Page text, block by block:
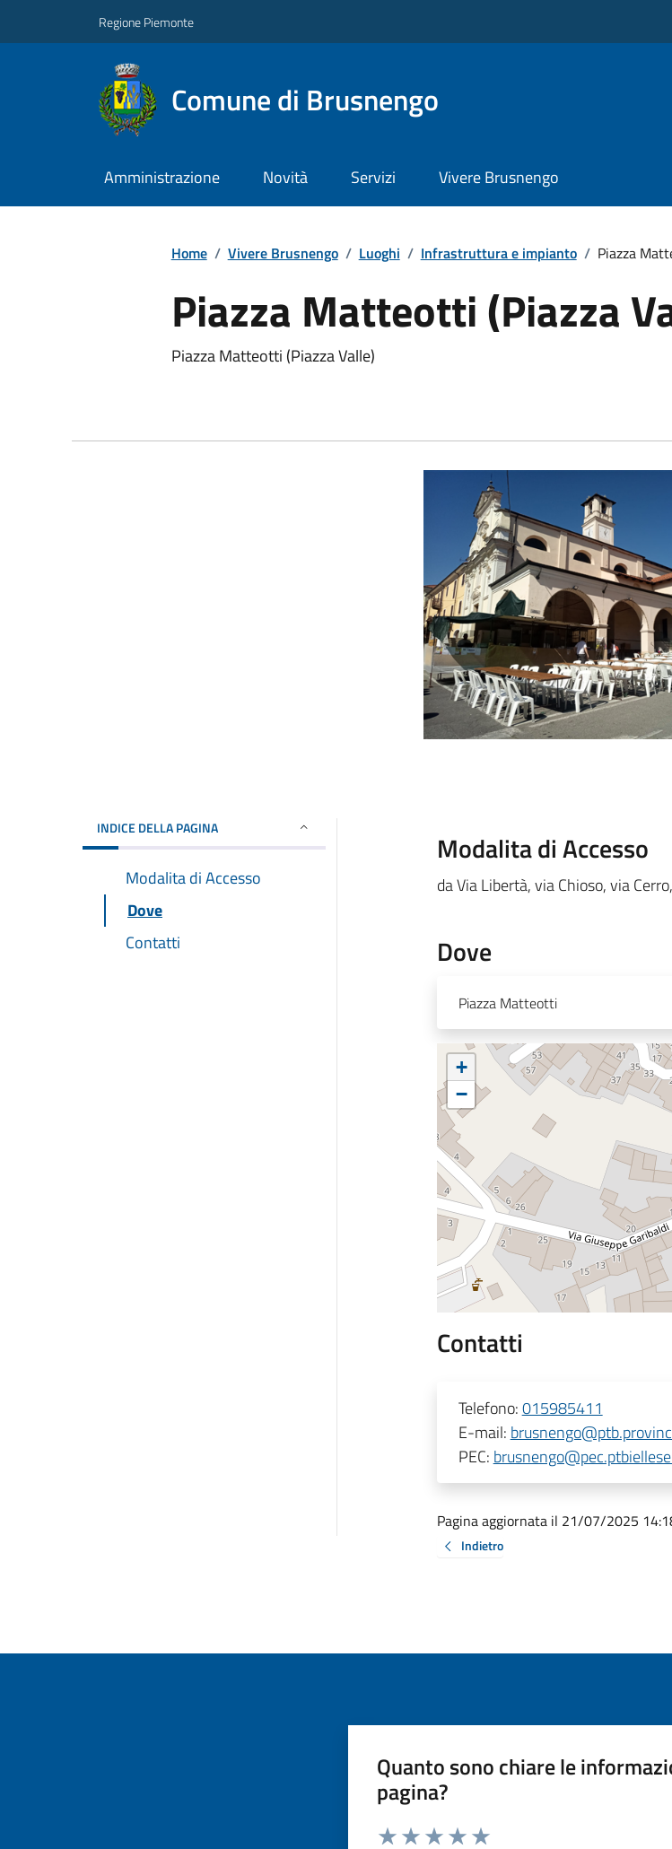
Regione Piemonte
Comune di Brusnengo
Amministrazione Novità Servizi Vivere Brusnengo
Home / Vivere Brusnengo / Luoghi / Infrastruttura e impianto / Piazza
Piazza Matteotti (Piazza
Piazza Matteotti (Piazza Valle)
INDICE DELLA PAGINA
Modalita di Accesso
Dove
Contatti
Modalita di Accesso
da Via Libertà, via Chioso, via
Dove
Piazza Matteotti
+
−
Contatti
Telefono:015985411
E-mail:
PEC:
Pagina aggiornata il 21/07/2025
Indietro
Quanto sono chiare le
pagina?
Valuta da 1 a 5 stelle la pagina